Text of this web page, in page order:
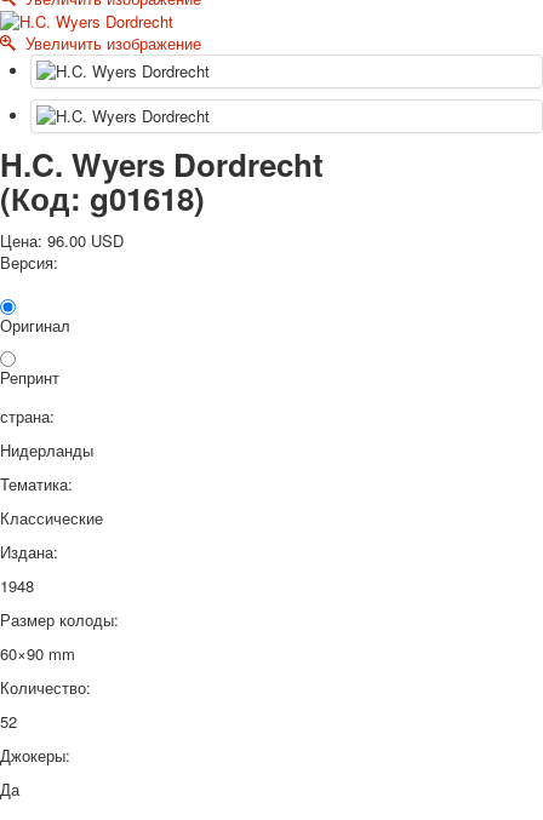
Октябрьская революция
С рождеством
Пасха
9 мая - день победы
Разные пожелания
1 сентября школа
Приглашение
Новости
Новости карточных колод
Новости открыток
О сайте
Ссылки
Наше видео
доставка
Избранное
Увеличить изображение
H.C. Wyers Dordrecht
(Код: g01618)
Цена: 96.00 USD
Версия:
Оригинал
Репринт
страна:
Нидерланды
Тематика:
Классические
Издана:
1948
Размер колоды:
60×90 mm
Количество:
52
Джокеры:
Да